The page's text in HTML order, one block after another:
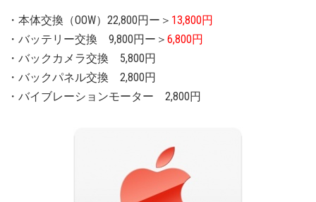
・本体交換（OOW）22,800円ー＞ 13,800円
・バッテリー交換 9,800円ー＞ 6,800円
・バックカメラ交換 5,800円
・バックパネル交換 2,800円
・バイブレーションモーター 2,800円